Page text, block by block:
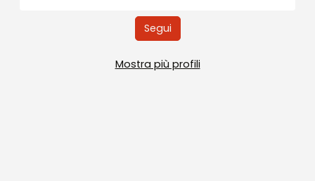
Segui
Mostra più profili